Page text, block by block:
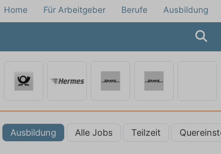
Home Für Arbeitgeber Berufe Ausbildung
Ausbildung Alle Jobs Teilzeit